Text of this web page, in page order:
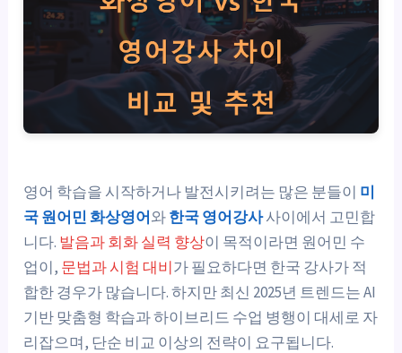
영어 학습을 시작하거나 발전시키려는 많은 분들이 미
국 원어민 화상영어와한국 영어강사사이에서 고민합
니다. 발음과 회화 실력 향상이 목적이라면 원어민 수
업이, 문법과 시험 대비가 필요하다면 한국 강사가 적
합한 경우가 많습니다. 하지만 최신 2025년 트렌드는 AI
기반 맞춤형 학습과 하이브리드 수업 병행이 대세로 자
리잡으며, 단순 비교 이상의 전략이 요구됩니다.